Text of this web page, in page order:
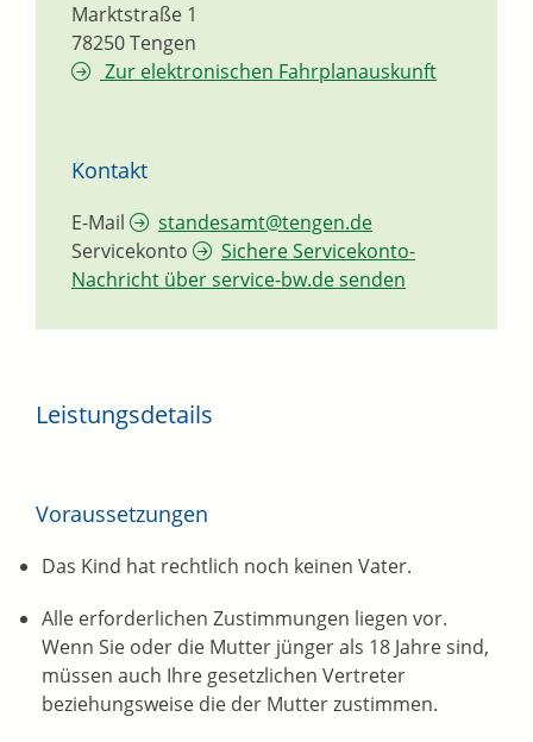
Marktstraße 1
78250Tengen
Zur elektronischen Fahrplanauskunft
Kontakt
E-Mail
standesamt@tengen.de
Servicekonto
Sichere Servicekonto-
Nachricht über service-bw.de senden
Leistungsdetails
Voraussetzungen
Das Kind hat rechtlich noch keinen Vater.
Alle erforderlichen Zustimmungen liegen vor.
Wenn Sie oder die Mutter jünger als 18 Jahre sind,
müssen auch Ihre gesetzlichen Vertreter
beziehungsweise die der Mutter zustimmen.